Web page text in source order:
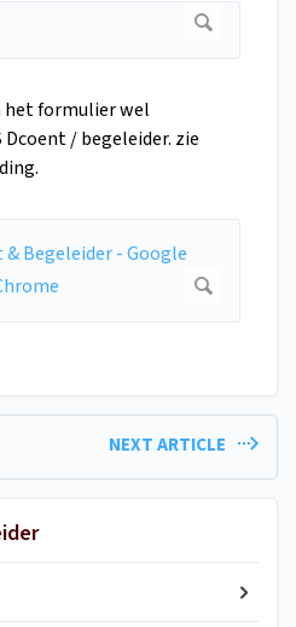
het formulier wel
Dcoent / begeleider. zie
NEXT ARTICLE